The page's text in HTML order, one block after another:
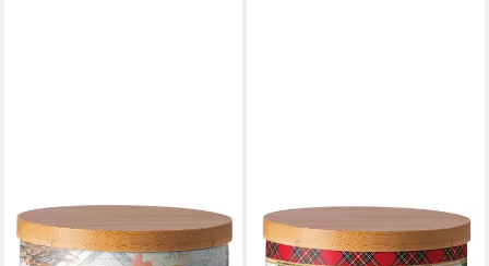
AMBIENTE®
Vorratsdose Chicken farm
AMBIENTE®
Vorratsdose Classic rocking